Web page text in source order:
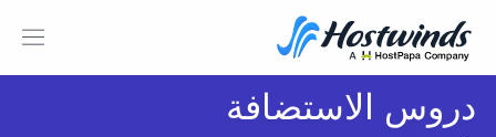
دروس الاستضافة